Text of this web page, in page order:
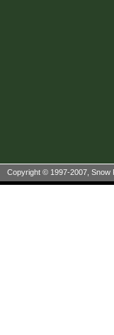
Copyright © 1997-2007, Snow